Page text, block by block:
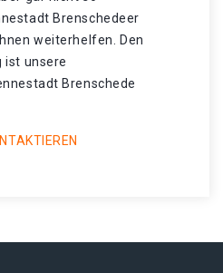
Brenschedeer
weiterhelfen. Den
ist unsere
Brenschede